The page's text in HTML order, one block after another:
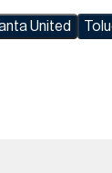
United